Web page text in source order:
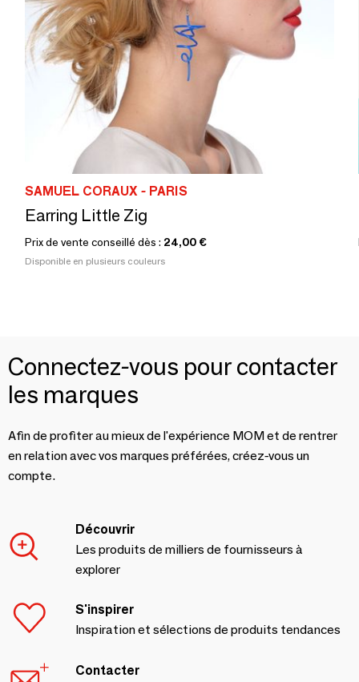
SAMUEL CORAUX - PARIS
Earring Little Zig
Prix de vente conseillé dès : 24,00 €
Disponible en plusieurs couleurs
Connectez-vous pour contacter
les marques
Afin de profiter au mieux de l'expérience MOM et de rentrer
en relation avec vos marques préférées, créez-vous un
compte.
Découvrir
Les produits de milliers de fournisseurs à
explorer
S'inspirer
Inspiration et sélections de produits tendances
Contacter